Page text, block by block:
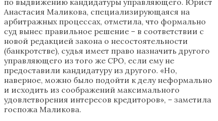
Анастасия Маликова, специализирующаяся на
арбитражных процессах, отметила, что формально
суд вынес правильное решение – в соответствии с
новой редакцией закона о несостоятельности
(банкротстве), судья имеет право назначить другого
управляющего из того же СРО, если ему не
предоставили кандидатуру из другого. «Но,
наверное, можно было подойти к делу неформально
и исходить из соображений максимального
удовлетворения интересов кредиторов», – заметила
госпожа Маликова.